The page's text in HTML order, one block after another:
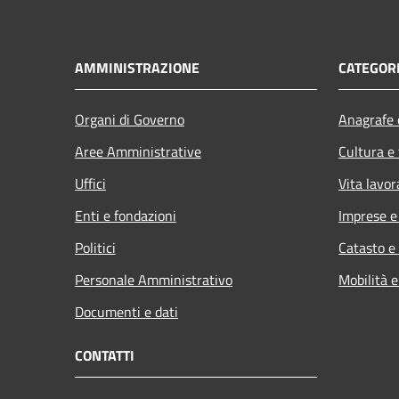
AMMINISTRAZIONE
Organi di Governo
Aree Amministrative
Uffici
Enti e fondazioni
Politici
Personale Amministrativo
Documenti e dati
Cultura
Vita
Imprese
Catasto
Mobilità
CONTATTI